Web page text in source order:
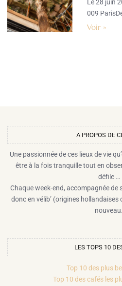
Le 28 juin
009
Voir »
A PROPOS DE
Une passionnée de ces lieux de vie
être à la fois tranquille tout en
défile …
Chaque week-end, accompagnée de
donc en vélib’ (origines
nouveau.
LES TOPS 10
Top 10 des plus
Top 10 des cafés les